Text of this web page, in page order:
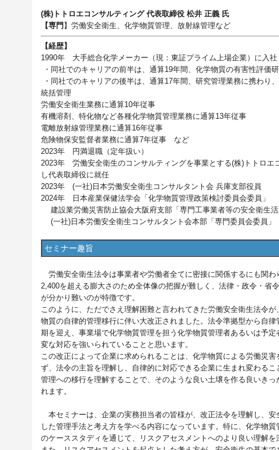
(株)トトロエコンサルティング 代表取締役 松井 正義 氏
【専門 】労働安全衛生、化学物質管理、放射線管理など
【経歴】
1990年 大手総合化学メーカー（現：東証プライム上場企業）に入社
・同社でのキャリアの前半は、通算19年間、化学物質の有害性評価
・同社でのキャリアの後半は、通算17年間、研究管理業務に携わり
統括管理
労働安全衛生業務に通算10年従事
有機溶剤、特化物など各種化学物質管理業務に通算13年従事
電離放射線管理業務に通算16年従事
危険物保安監督者業務に通算7年従事 など
2023年 円満退職（定年扱い）
2023年 労働安全衛生のコンサルティングを事業とする(株)トトロエ
し代表取締役に就任
2023年 (一社)日本労働安全衛生コンサルタント会 兵庫支部役員
2024年 日本産業保健法学会「化学物質管理政策検討委員会委員」
建設業労働災害防止協会大阪府支部「専門工事業者等の安全衛生活
(一社)日本労働安全衛生コンサルタント会本部「専門委員会委員」
セミナー趣旨
労働安全衛生法令は事業者や労働者全てに密接に関係するにも関わ
2,400を超える膨大さのため全体像の把握が難しく、法律・政令・省
が分かり難いのが特徴です。
このように、ただでさえ理解困難と言われてきた労働安全衛生法令が
物質の自律的管理移行に伴い大改正されました。法令準拠型から自
期を迎え、事業場で化学物質管理を担う化学物質管理者あるいは予
変な対応を強いられていることと思います。
この改正によって企業に求められることは、化学物質による労働災害
ず、法令の主旨を理解し、自律的に対応できる企業に生まれ変わる
管理への移行を理解することで、そのような良い土壌を作る良いきっ
れます。
本セミナーは、企業の実務担当者の皆様が、改正法令を理解し、安
した管理手法と考え方を学べる内容になっています。特に、化学物質
のケーススタディを通じて、リスクアセスメントへのより良い理解を